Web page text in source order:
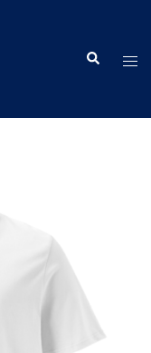
Search